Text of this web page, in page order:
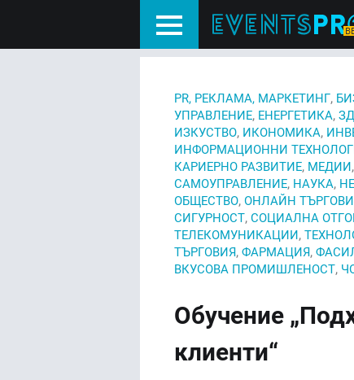
PR, РЕКЛАМА, МАРКЕТИНГ,
УПРАВЛЕНИЕ, ЕНЕРГЕТИКА,
ИЗКУСТВО, ИКОНОМИКА,
ИНФОРМАЦИОННИ
КАРИЕРНО РАЗВИТИЕ, МЕДИИ,
САМОУПРАВЛЕНИЕ, НАУКА,
ОБЩЕСТВО, ОНЛАЙН
СИГУРНОСТ, СОЦИАЛНА
ТЕЛЕКОМУНИКАЦИИ,
ТЪРГОВИЯ, ФАРМАЦИЯ,
ВКУСОВА ПРОМИШЛЕНОСТ,
Обучение
клиенти“